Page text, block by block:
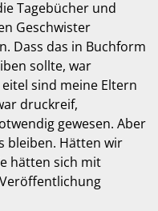
Tagebücher und
Geschwister
Dass das in Buchform
sollte, war
sind meine Eltern
druckreif,
gewesen. Aber
bleiben. Hätten wir
hätten sich mit